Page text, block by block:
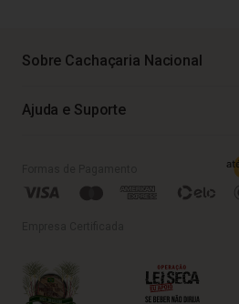
Sobre Cachaçaria Nacional
Ajuda e Suporte